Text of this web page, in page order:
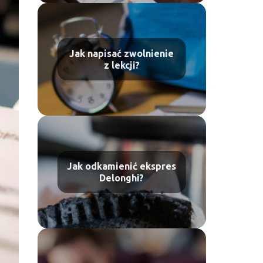
Jak napisać zwolnienie
z lekcji?
Jak odkamienić ekspres
Delonghi?